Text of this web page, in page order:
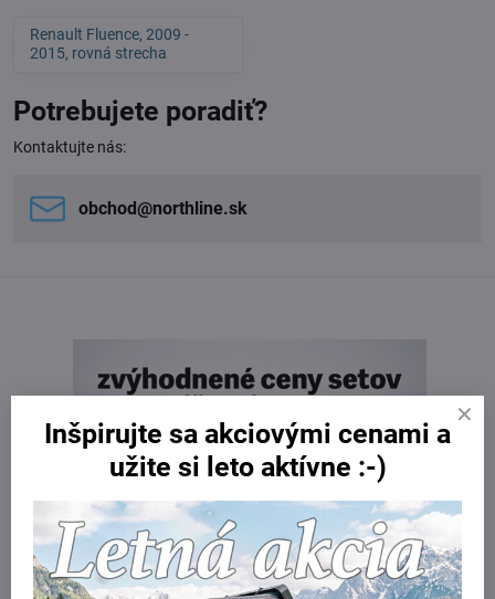
Renault Fluence, 2009 -
2015, rovná strecha
Potrebujete poradiť?
Kontaktujte nás:
obchod​@northline​.sk
Inšpirujte sa akciovými cenami a
užite si leto aktívne :-)